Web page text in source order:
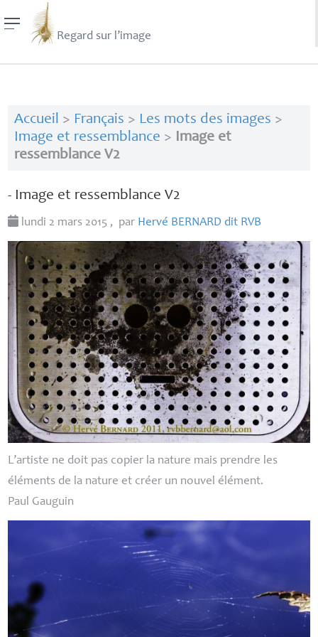
Regard sur l’image
Accueil > Français > Les mots des images >
Image et ressemblance > Image et
ressemblance V2
- Image et ressemblance V2
lundi 2 mars 2015 , par Hervé BERNARD dit RVB
L’artiste ne doit pas copier la nature mais prendre les
éléments de la nature et créer un nouvel élément.
Paul Gauguin